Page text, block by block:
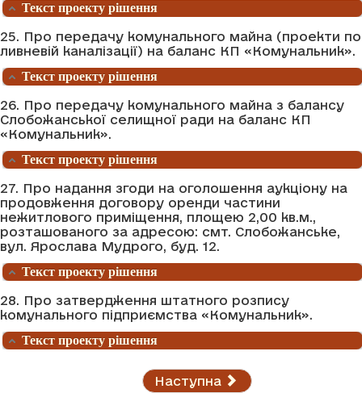
Текст проекту рішення
25. Про передачу комунального майна (проекти по
ливневій каналізації) на баланс КП «Комунальник».
Текст проекту рішення
26. Про передачу комунального майна з балансу
Слобожанської селищної ради на баланс КП
«Комунальник».
Текст проекту рішення
27. Про надання згоди на оголошення аукціону на
продовження договору оренди частини
нежитлового приміщення, площею 2,00 кв.м.,
розташованого за адресою: смт. Слобожанське,
вул. Ярослава Мудрого, буд. 12.
Текст проекту рішення
28. Про затвердження штатного розпису
комунального підприємства «Комунальник».
Текст проекту рішення
Наступна